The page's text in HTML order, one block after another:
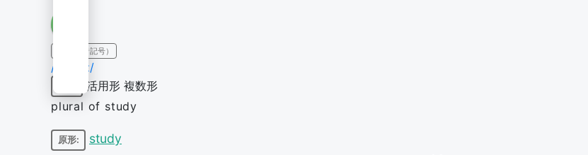
IPA（発音記号）
/ˈstʌdiz/
活用形 複数形
plural of study
原形: study